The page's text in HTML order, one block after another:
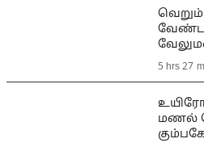
5 hrs 27
மணல்